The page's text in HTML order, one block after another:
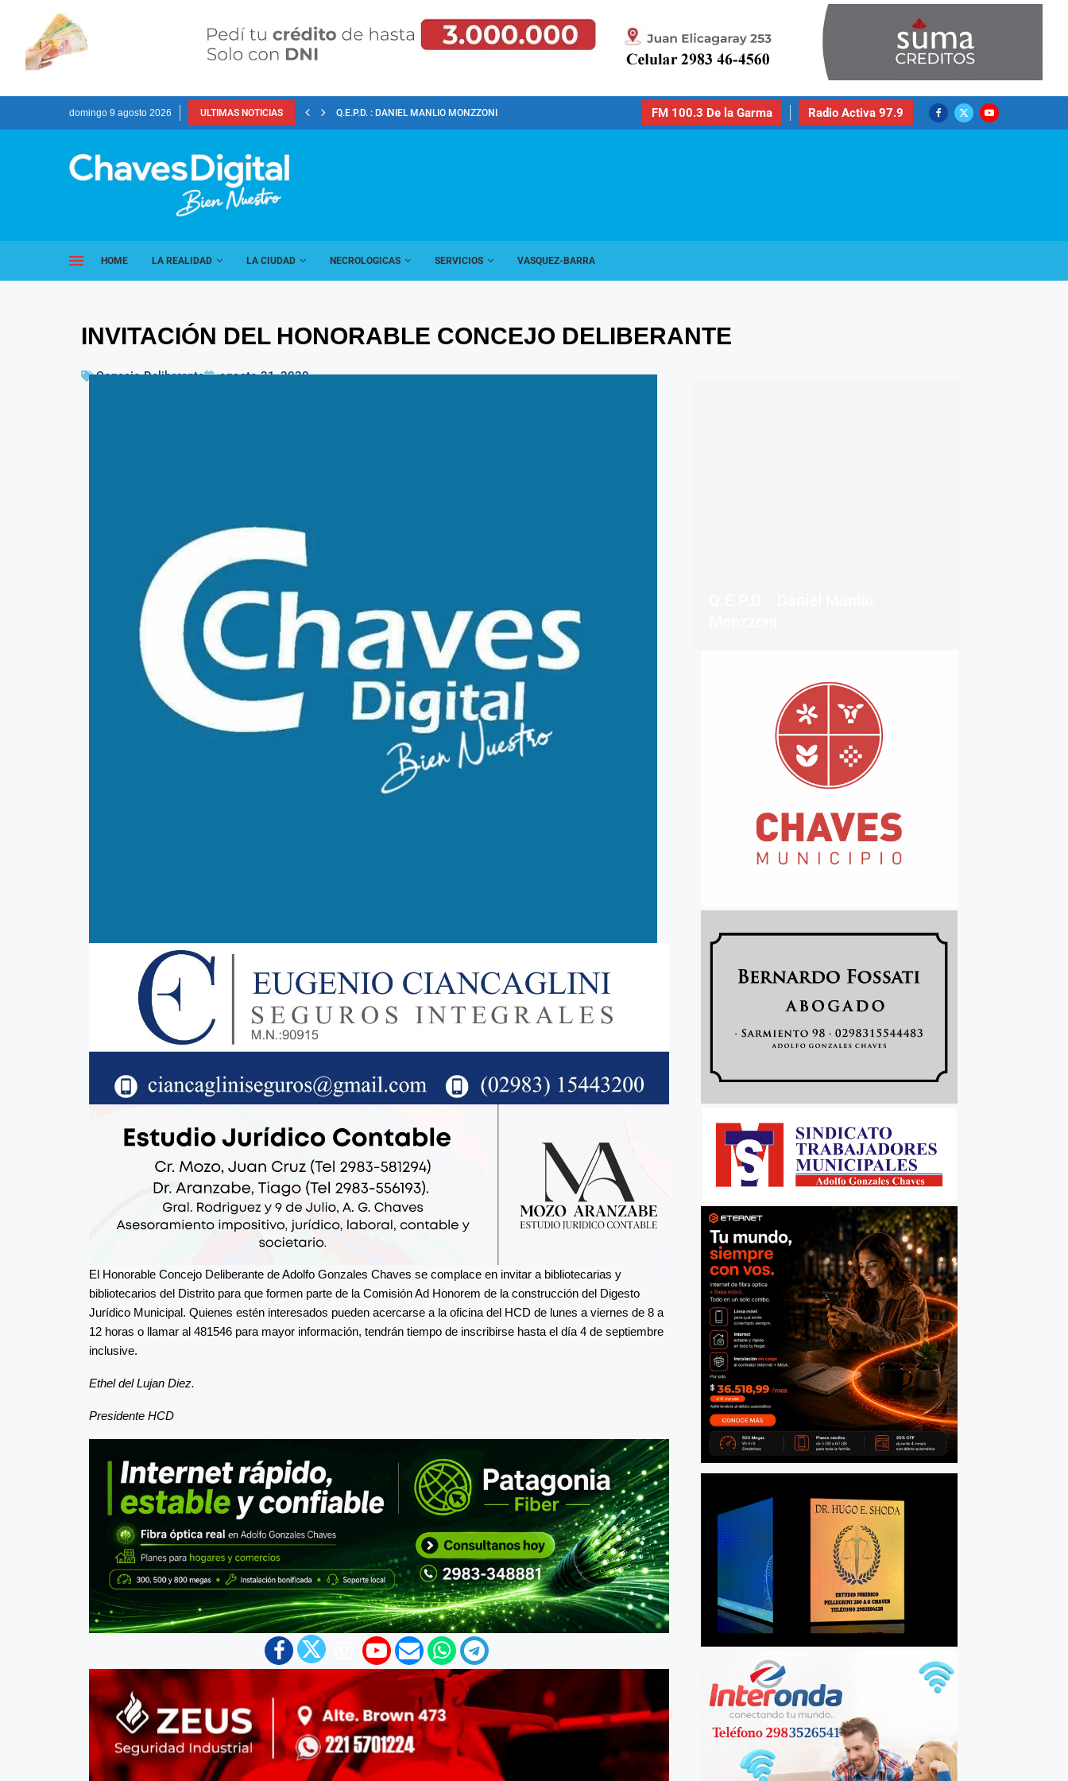
domingo 9 agosto 2026 ULTIMAS NOTICIAS Q.E.P.D. : DANIEL MANLIO MONZZONI FM 100.3 De la Garma Radio Activa 97.9
HOME LA REALIDAD LA CIUDAD NECROLOGICAS SERVICIOS VASQUEZ-BARRA
INVITACIÓN DEL HONORABLE CONCEJO DELIBERANTE
Concejo Deliberante agosto 31, 2020
El Honorable Concejo Deliberante de Adolfo Gonzales Chaves se complace en invitar a bibliotecarias y
bibliotecarios del Distrito para que formen parte de la Comisión Ad Honorem de la construcción del Digesto
Jurídico Municipal. Quienes estén interesados pueden acercarse a la oficina del HCD de lunes a viernes de 8 a
12 horas o llamar al 481546 para mayor información, tendrán tiempo de inscribirse hasta el día 4 de septiembre
inclusive.
Ethel del Lujan Diez.
Presidente HCD